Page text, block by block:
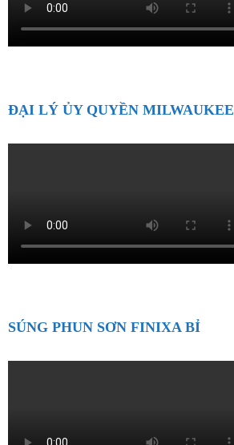
ĐẠI LÝ ỦY QUYỀN MILWAUKEE
SÚNG PHUN SƠN FINIXA BỈ